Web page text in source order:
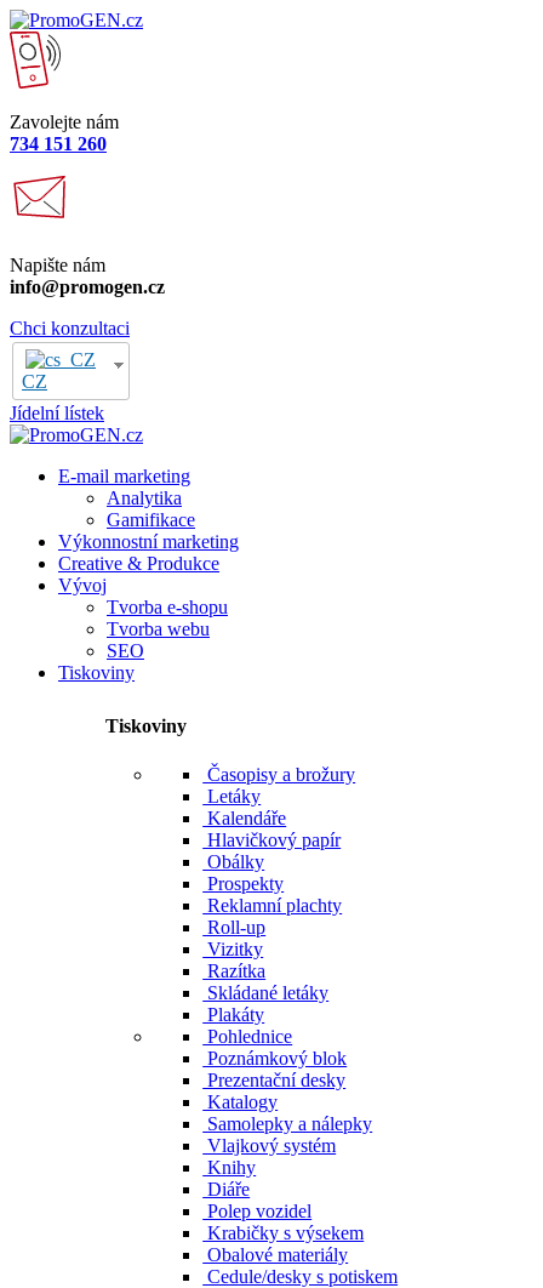
Zavolejte nám
734 151 260
Napište nám
info@promogen.cz
Chci konzultaci
CZ
Jídelní lístek
E-mail marketing
Analytika
Gamifikace
Výkonnostní marketing
Creative & Produkce
Vývoj
Tvorba e-shopu
Tvorba webu
SEO
Tiskoviny
Tiskoviny
Časopisy a brožury
Letáky
Kalendáře
Hlavičkový papír
Obálky
Prospekty
Reklamní plachty
Roll-up
Vizitky
Razítka
Skládané letáky
Plakáty
Pohlednice
Poznámkový blok
Prezentační desky
Katalogy
Samolepky a nálepky
Vlajkový systém
Knihy
Diáře
Polep vozidel
Krabičky s výsekem
Obalové materiály
Cedule/desky s potiskem